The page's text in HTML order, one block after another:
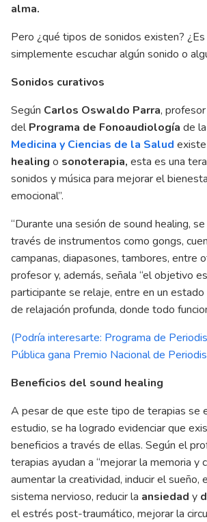
alma.
Pero ¿qué tipos de sonidos existen?
simplemente escuchar algún sonido o
Sonidos curativos
Según Carlos Oswaldo Parra,
delPrograma de Fonoaudiología de la
Medicina y Ciencias de la Salud
healing o sonoterapia, esta es una
sonidos y música para mejorar el
emocional”.
“Durante una sesión de sound healing,
través de instrumentos como gongs,
campanas, diapasones, tambores, entre
profesor y, además, señala “el objetivo
participante se relaje, entre en un
de relajación profunda, donde todo
(Podría interesarte: Programa de
Pública gana Premio Nacional de
Beneficios del sound healing
A pesar de que este tipo de terapias se
estudio, se ha logrado evidenciar que
beneficios a través de ellas. Según el
terapias ayudan a “mejorar la memoria y
aumentar la creatividad, inducir el sueño,
sistema nervioso, reducir la ansiedad y
el estrés post-traumático, mejorar la